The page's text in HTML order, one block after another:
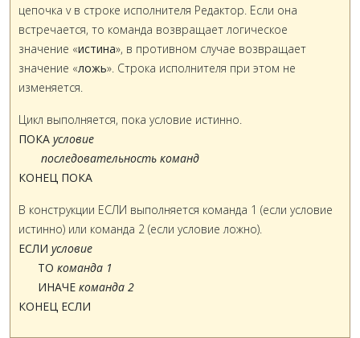
цепочка v в строке исполнителя Редактор. Если она
встречается, то команда возвращает логическое
значение «истина», в противном случае возвращает
значение «ложь». Строка исполнителя при этом не
изменяется.
Цикл выполняется, пока условие истинно.
ПОКА условие
последовательность команд
КОНЕЦ ПОКА
В конструкции ЕСЛИ выполняется команда 1 (если условие
истинно) или команда 2 (если условие ложно).
ЕСЛИ условие
ТО команда 1
ИНАЧЕ команда 2
КОНЕЦ ЕСЛИ